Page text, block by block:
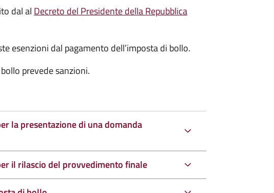
dal al Decreto del Presidente della Repubblica
esenzioni dal pagamento dell’imposta di bollo.
prevede sanzioni.
la presentazione di una domanda
il rilascio del provvedimento finale